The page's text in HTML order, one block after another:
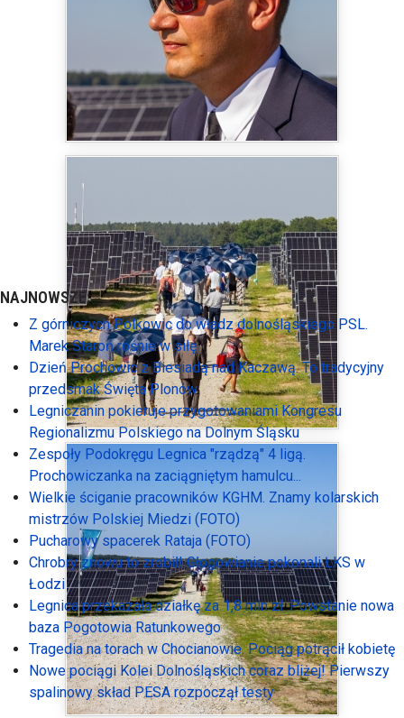
NAJNOWSZE:
Z górniczych Polkowic do władz dolnośląskiego PSL.
Marek Staroń rośnie w siłę
Dzień Prochowic z Biesiadą nad Kaczawą. To tradycyjny
przedsmak Święta Plonów
Legniczanin pokieruje przygotowaniami Kongresu
Regionalizmu Polskiego na Dolnym Śląsku
Zespoły Podokręgu Legnica "rządzą" 4 ligą.
Prochowiczanka na zaciągniętym hamulcu...
Wielkie ściganie pracowników KGHM. Znamy kolarskich
mistrzów Polskiej Miedzi (FOTO)
Pucharowy spacerek Rataja (FOTO)
Chrobry znowu to zrobił! Głogowianie pokonali ŁKS w
Łodzi
Legnica przekazała działkę za 1,8 mln zł. Powstanie nowa
baza Pogotowia Ratunkowego
Tragedia na torach w Chocianowie. Pociąg potrącił kobietę
Nowe pociągi Kolei Dolnośląskich coraz bliżej! Pierwszy
spalinowy skład PESA rozpoczął testy